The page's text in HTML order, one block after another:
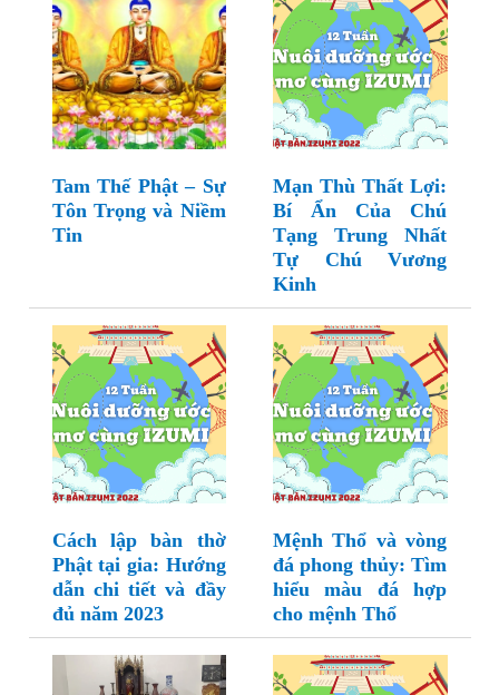
Tam Thế Phật – Sự
Tôn Trọng và Niềm
Tin
Mạn Thù Thất Lợi:
Bí Ẩn Của Chú
Tạng Trung Nhất
Tự Chú Vương
Kinh
Cách lập bàn thờ
Phật tại gia: Hướng
dẫn chi tiết và đầy
đủ năm 2023
Mệnh Thổ và vòng
đá phong thủy: Tìm
hiểu màu đá hợp
cho mệnh Thổ